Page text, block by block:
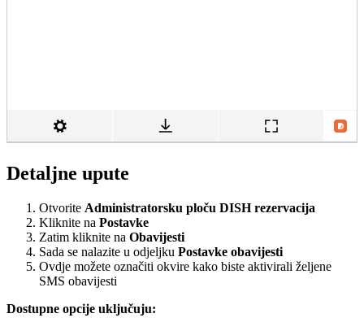
Detaljne upute
Otvorite Administratorsku ploču DISH rezervacija
Kliknite na Postavke
Zatim kliknite na Obavijesti
Sada se nalazite u odjeljku Postavke obavijesti
Ovdje možete označiti okvire kako biste aktivirali željene
SMS obavijesti
Dostupne opcije uključuju: